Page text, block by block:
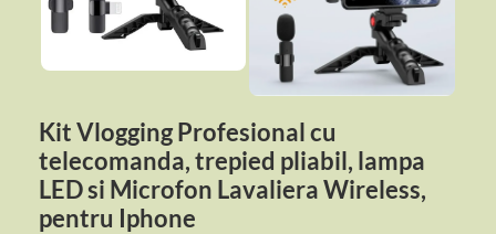
Kit Vlogging Profesional cu
telecomanda, trepied pliabil, lampa
LED si Microfon Lavaliera Wireless,
pentru Iphone